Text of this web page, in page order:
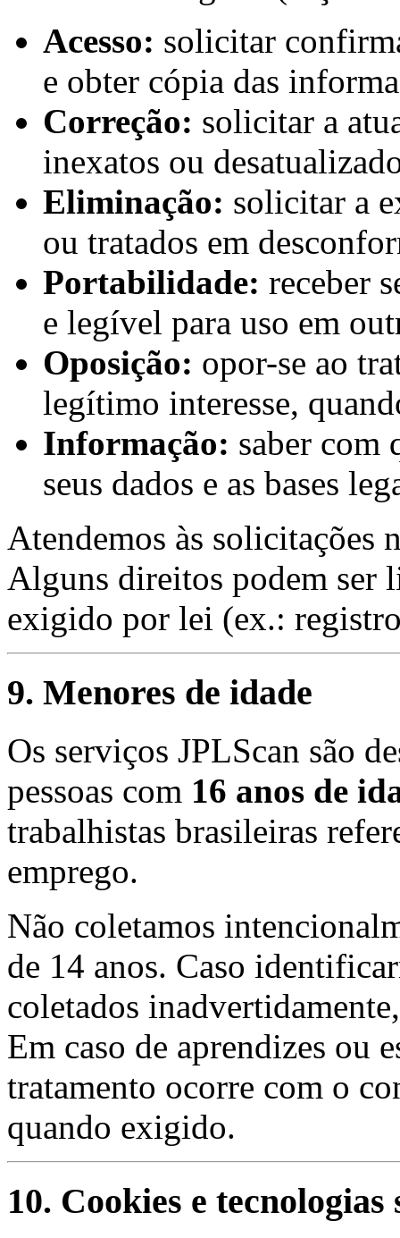
Acesso: solicitar
e obter cópia das
Correção: solicitar a
inexatos ou
Eliminação: solicitar a
ou tratados em
Portabilidade: receber
e legível para uso em
Oposição: opor-se ao
legítimo interesse,
Informação: saber com
seus dados e as bases
Atendemos às solicitações
Alguns direitos podem ser
exigido por lei (ex.:
9. Menores de idade
Os serviços JPLScan são
pessoas com 16 anos de
trabalhistas brasileiras
emprego.
Não coletamos
de 14 anos. Caso
coletados
Em caso de aprendizes ou
tratamento ocorre com o
quando exigido.
10. Cookies e